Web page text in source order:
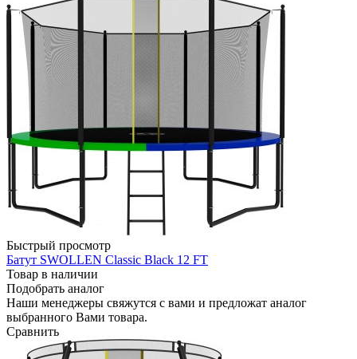
Быстрый просмотр
Батут SWOLLEN Classic Black 12 FT
Товар в наличии
Подобрать аналог
Наши менеджеры свяжутся с вами и предложат аналог
выбранного Вами товара.
Сравнить